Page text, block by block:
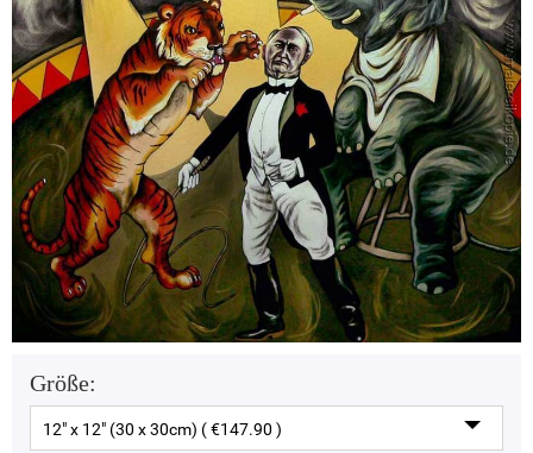
Größe:
12" x 12" (30 x 30cm) ( €147.90 )